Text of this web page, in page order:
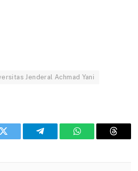
Jenderal Achmad Yani
Twitter Telegram WhatsAppThreads